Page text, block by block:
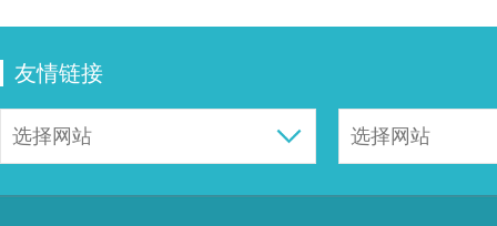
友情链接